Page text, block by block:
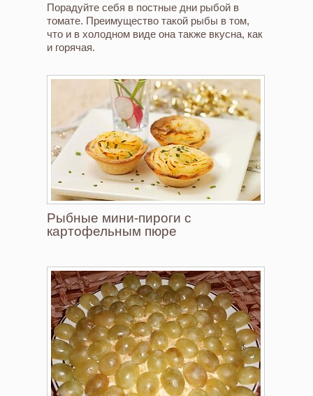
Порадуйте себя в постные дни рыбой в
томате. Преимущество такой рыбы в том,
что и в холодном виде она также вкусна, как
и горячая.
Рыбные мини-пироги с
картофельным пюре